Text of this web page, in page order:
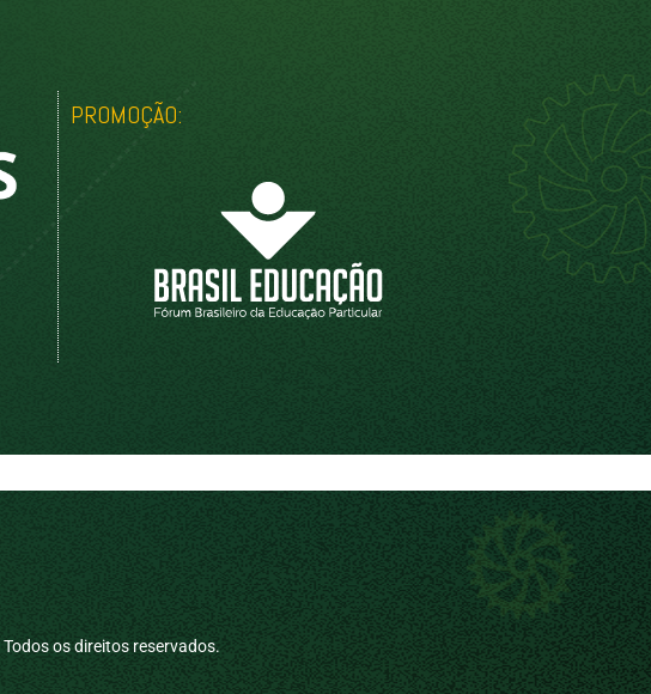
PROMOÇÃO:
os direitos reservados.